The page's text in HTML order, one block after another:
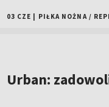
03 CZE PIŁKA NOŻNA /
Urban: